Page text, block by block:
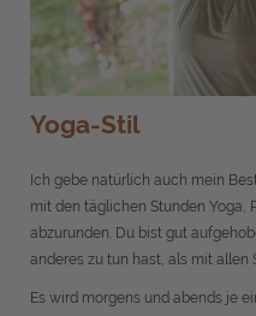
Yoga-Stil
Ich gebe natürlich auch mein
mit den täglichen Stunden Yoga,
abzurunden. Du bist gut
anderes zu tun hast, als mit allen
Es wird morgens und abends je